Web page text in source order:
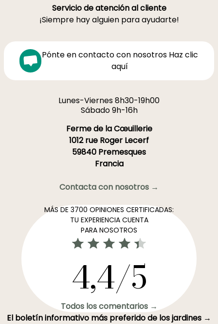
Servicio de atención al cliente
¡Siempre hay alguien para ayudarte!
Pónte en contacto con nosotros Haz clic
aquí
Lunes-Viernes 8h30-19h00
Sábado 9h-16h
Ferme de la Cœuillerie
1012 rue Roger Lecerf
59840 Premesques
Francia
Contacta con nosotros →
MÁS DE 3700 OPINIONES CERTIFICADAS:
TU EXPERIENCIA CUENTA
PARA NOSOTROS
4,4/5
Todos los comentarios →
El boletín informativo más preferido de los jardines →